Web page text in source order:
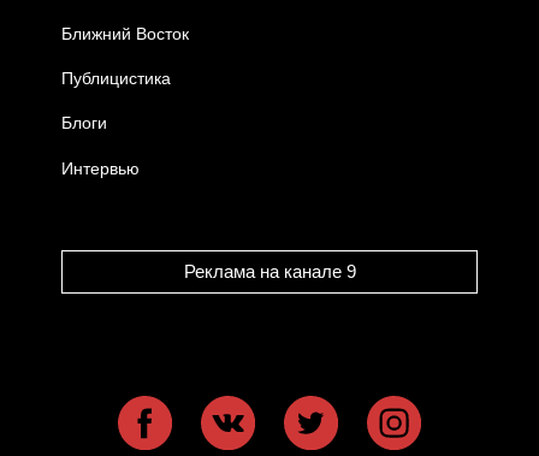
Ближний Восток
Публицистика
Блоги
Интервью
Реклама на канале 9